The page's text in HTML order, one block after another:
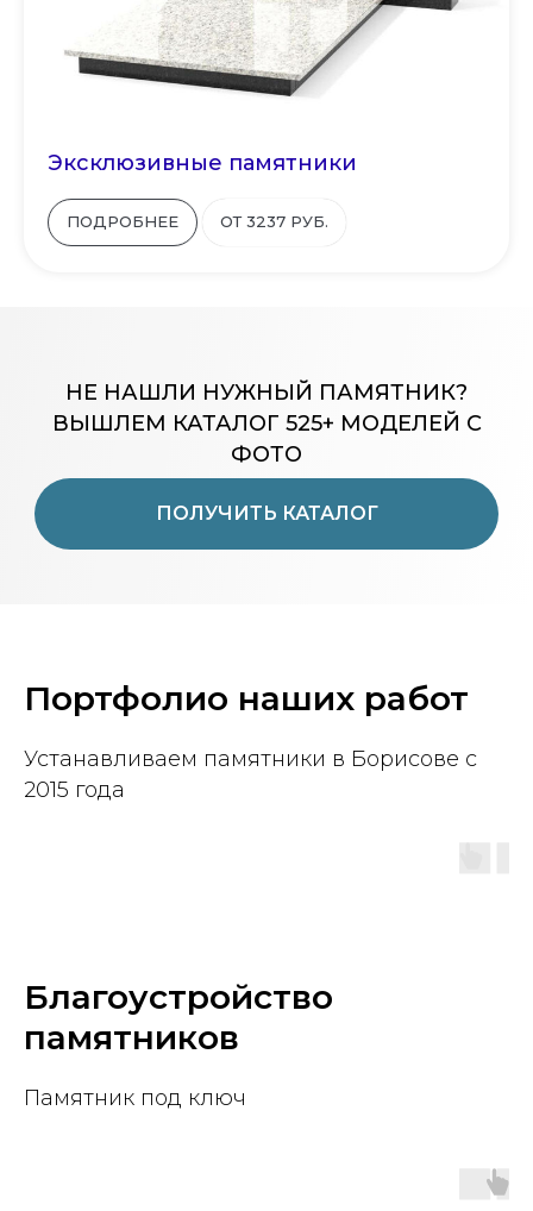
Эксклюзивные памятники
ПОДРОБНЕЕ ОТ 3237 РУБ.
ПОЛУЧИТЬ КАТАЛОГ
НЕ НАШЛИ НУЖНЫЙ ПАМЯТНИК?
ВЫШЛЕМ КАТАЛОГ 525+ МОДЕЛЕЙ С
ФОТО
Портфолио наших работ
Устанавливаем памятники в Борисове с
2015 года
Благоустройство
памятников
Памятник под ключ